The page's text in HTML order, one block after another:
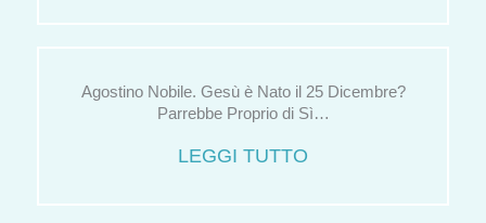
Agostino Nobile. Gesù è Nato il 25 Dicembre?
Parrebbe Proprio di Sì…
LEGGI TUTTO